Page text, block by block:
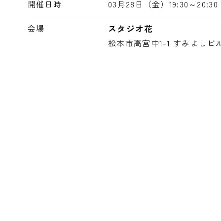
開催日時 03月28日（金） 19:30～20:30
会場
スタジオ花
松本市高宮中1-1 すみよしビ